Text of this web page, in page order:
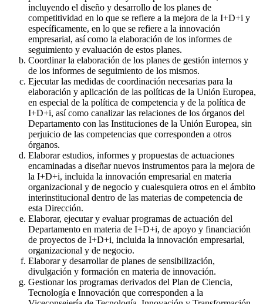
incluyendo el diseño y desarrollo de los planes de
competitividad en lo que se refiere a la mejora de la I+D+i y
específicamente, en lo que se refiere a la innovación
empresarial, así como la elaboración de los informes de
seguimiento y evaluación de estos planes.
Coordinar la elaboración de los planes de gestión internos y
de los informes de seguimiento de los mismos.
Ejecutar las medidas de coordinación necesarias para la
elaboración y aplicación de las políticas de la Unión Europea,
en especial de la política de competencia y de la política de
I+D+i, así como canalizar las relaciones de los órganos del
Departamento con las Instituciones de la Unión Europea, sin
perjuicio de las competencias que corresponden a otros
órganos.
Elaborar estudios, informes y propuestas de actuaciones
encaminadas a diseñar nuevos instrumentos para la mejora de
la I+D+i, incluida la innovación empresarial en materia
organizacional y de negocio y cualesquiera otros en el ámbito
interinstitucional dentro de las materias de competencia de
esta Dirección.
Elaborar, ejecutar y evaluar programas de actuación del
Departamento en materia de I+D+i, de apoyo y financiación
de proyectos de I+D+i, incluida la innovación empresarial,
organizacional y de negocio.
Elaborar y desarrollar de planes de sensibilización,
divulgación y formación en materia de innovación.
Gestionar los programas derivados del Plan de Ciencia,
Tecnología e Innovación que corresponden a la